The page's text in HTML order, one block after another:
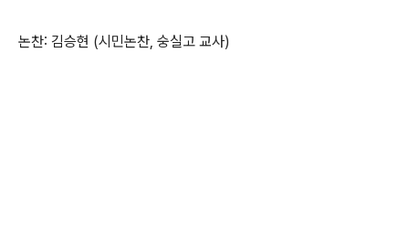
논찬: 김승현 (시민논찬, 숭실고 교사)